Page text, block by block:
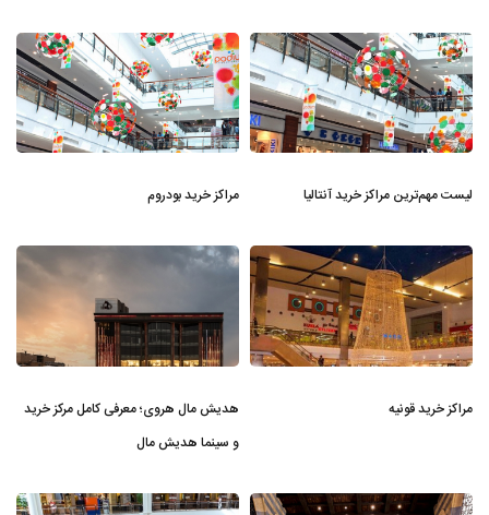
لیست مهم‌ترین مراکز خرید آنتالیا مراکز خرید بودروم
مراکز خرید قونیه
هدیش مال هروی؛ معرفی کامل مرکز خرید
و سینما هدیش مال